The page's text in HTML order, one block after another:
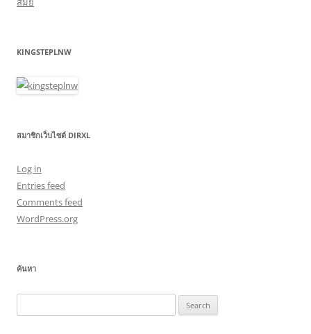
KINGSTEPLNW
สมาชิกเว็บไซต์ DIRXL
Log in
Entries feed
Comments feed
WordPress.org
ค้นหา
for: